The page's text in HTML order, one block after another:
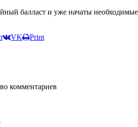
балласт и уже начаты
VK Print
комментариев